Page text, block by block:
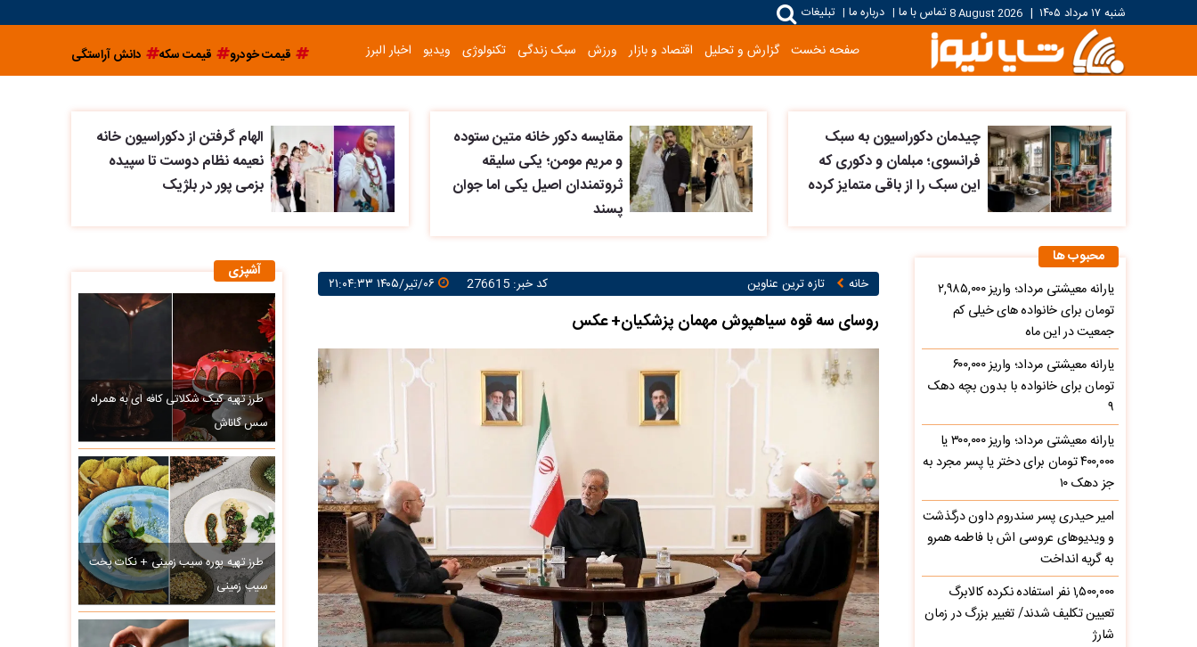
شنبه ۱۷ مرداد ۱۴۰۵ |
8 August 2026تماس با ما | درباره ما | تبلیغات
صفحه نخست گزارش و تحلیل اقتصاد و بازار ورزش سبک زندگی تکنولوژی ویدیو اخبار البرز قیمت خودرو قیمت سکه دانش آراستگی
چیدمان دکوراسیون به سبک
فرانسوی؛ مبلمان و دکوری که
این سبک را از باقی متمایز کرده
مقایسه دکور خانه متین ستوده
و مریم مومن؛ یکی سلیقه
ثروتمندان اصیل یکی اما جوان
پسند
الهام گرفتن از دکوراسیون خانه
نعیمه نظام دوست تا سپیده
بزمی پور در بلژیک
خانه تازه ترین عناوین کد خبر: 276615
روسای سه قوه سیاهپوش مهمان پزشکیان+ عکس
آشپزی
طرز تهیه کیک شکلاتی کافه ای به همراه
سس گاناش
طرز تهیه پوره سیب زمینی + نکات پخت
سیب زمینی
محبوب ها
یارانه معیشتی مرداد؛ واریز ۲,۹۸۵,۰۰۰
تومان برای خانواده های خیلی کم
جمعیت در این ماه
یارانه معیشتی مرداد؛ واریز ۶۰۰,۰۰۰
تومان برای خانواده با بدون بچه دهک
۹
یارانه معیشتی مرداد؛ واریز ۳۰۰,۰۰۰ یا
۴۰۰,۰۰۰ تومان برای دختر یا پسر مجرد به
جز دهک ۱۰
امیر حیدری پسر سندروم داون درگذشت
و ویدیوهای عروسی اش با فاطمه همرو
به گریه انداخت
۱,۵۰۰,۰۰۰ نفر استفاده نکرده کالابرگ
تعیین تکلیف شدند/ تغییر بزرگ در زمان
شارژ